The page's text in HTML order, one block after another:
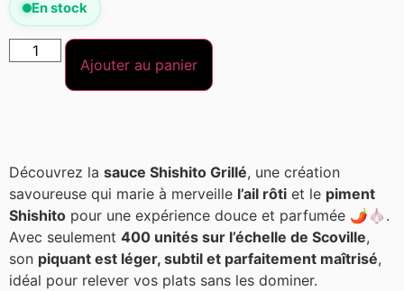
En stock
Ajouter au panier
Découvrez la sauce Shishito Grillé, une création
savoureuse qui marie à merveille l’ail rôti et le piment
Shishito pour une expérience douce et parfumée 🌶️🧄.
Avec seulement 400 unités sur l’échelle de Scoville,
son piquant est léger, subtil et parfaitement maîtrisé,
idéal pour relever vos plats sans les dominer.